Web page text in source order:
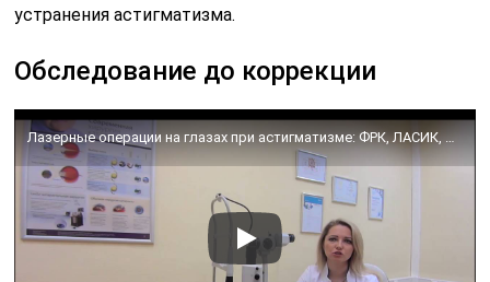
устранения астигматизма.
Обследование до коррекции
Лазерные операции на глазах при астигматизме: ФРК, ЛАСИК, Фемто ЛАСИК